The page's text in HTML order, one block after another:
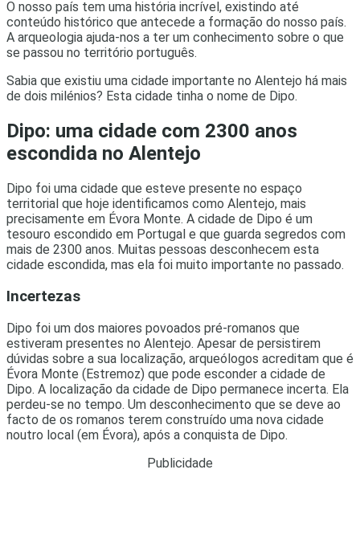
O nosso país tem uma história incrível, existindo até
conteúdo histórico que antecede a formação do nosso país.
A arqueologia ajuda-nos a ter um conhecimento sobre o que
se passou no território português.
Sabia que existiu uma cidade importante no Alentejo há mais
de dois milénios? Esta cidade tinha o nome de Dipo.
Dipo: uma cidade com 2300 anos
escondida no Alentejo
Dipo foi uma cidade que esteve presente no espaço
territorial que hoje identificamos como Alentejo, mais
precisamente em Évora Monte. A cidade de Dipo é um
tesouro escondido em Portugal e que guarda segredos com
mais de 2300 anos. Muitas pessoas desconhecem esta
cidade escondida, mas ela foi muito importante no passado.
Incertezas
Dipo foi um dos maiores povoados pré-romanos que
estiveram presentes no Alentejo. Apesar de persistirem
dúvidas sobre a sua localização, arqueólogos acreditam que é
Évora Monte (Estremoz) que pode esconder a cidade de
Dipo. A localização da cidade de Dipo permanece incerta. Ela
perdeu-se no tempo. Um desconhecimento que se deve ao
facto de os romanos terem construído uma nova cidade
noutro local (em Évora), após a conquista de Dipo.
Publicidade